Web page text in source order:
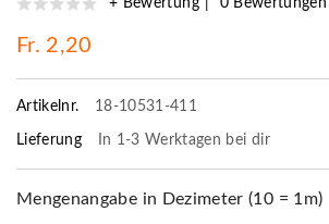
+ Bewertung 0 Bewertungen
Fr. 2,20
Artikelnr. 18-10531-411
Lieferung In 1-3 Werktagen bei dir
Mengenangabe in Dezimeter (10 = 1m)